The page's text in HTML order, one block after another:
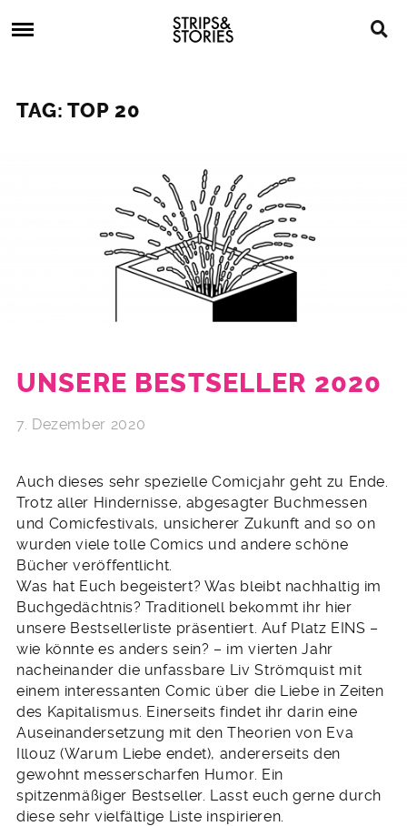
to
Strips
&
Stories
Comics,
TAG: TOP 20
UNSERE BESTSELLER 2020
7. Dezember 2020
Auch dieses sehr spezielle Comicjahr geht zu Ende.
Trotz aller Hindernisse, abgesagter Buchmessen
und Comicfestivals, unsicherer Zukunft and so on
wurden viele tolle Comics und andere schöne
Bücher veröffentlicht.
Was hat Euch begeistert? Was bleibt nachhaltig im
Buchgedächtnis? Traditionell bekommt ihr hier
unsere Bestsellerliste präsentiert. Auf Platz EINS –
wie könnte es anders sein? – im vierten Jahr
nacheinander die unfassbare Liv Strömquist mit
einem interessanten Comic über die Liebe in Zeiten
des Kapitalismus. Einerseits findet ihr darin eine
Auseinandersetzung mit den Theorien von Eva
Illouz (Warum Liebe endet), andererseits den
gewohnt messerscharfen Humor. Ein
spitzenmäßiger Bestseller. Lasst euch gerne durch
diese sehr vielfältige Liste inspirieren.